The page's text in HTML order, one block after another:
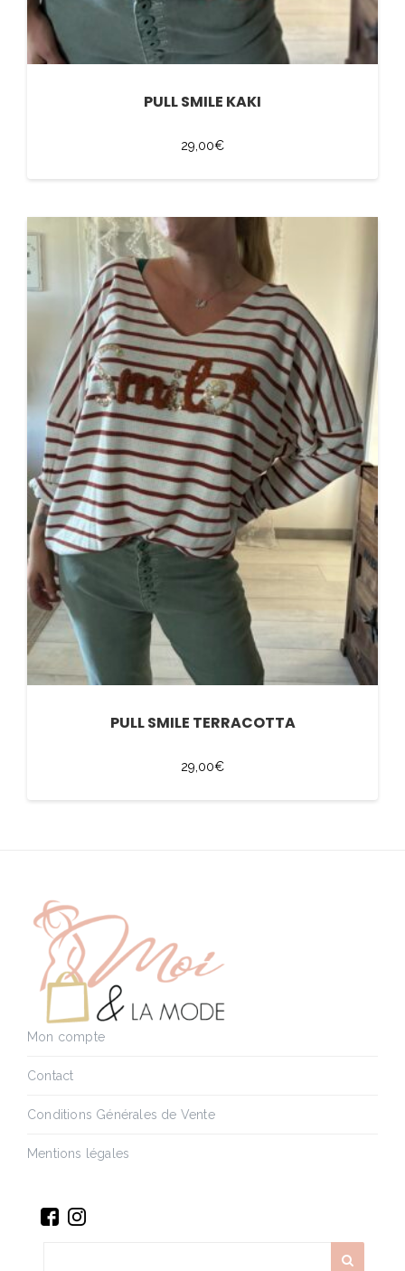
PULL SMILE KAKI
29,00€
PULL SMILE TERRACOTTA
29,00€
Mon compte
Contact
Conditions Générales de Vente
Mentions légales